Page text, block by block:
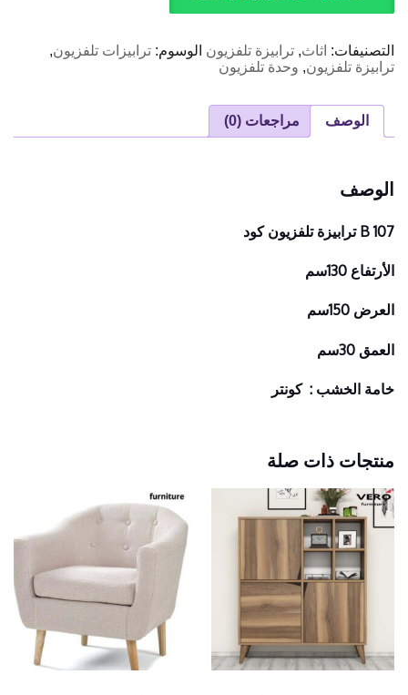
التصنيفات: اثاث, ترابيزة تلفزيون الوسوم: ترابيزات تلفزيون,
ترابيزة تلفزيون, وحدة تلفزيون
الوصف مراجعات (0)
الوصف
B 107 ترابيزة تلفزيون كود
الأرتفاع 130سم
العرض 150سم
العمق 30سم
خامة الخشب : كونتر
منتجات ذات صلة